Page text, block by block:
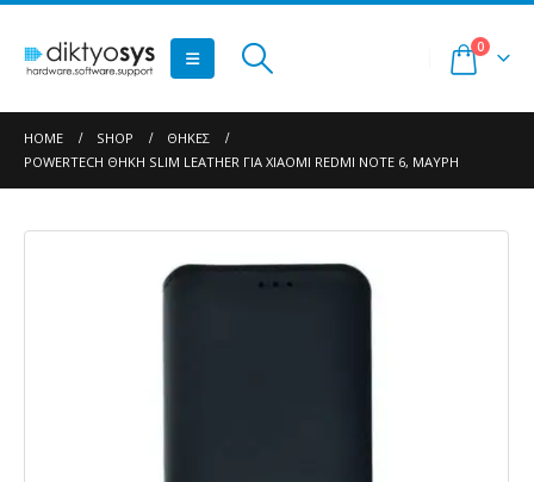
0
HOME SHOP
ΘΉΚΕΣ
POWERTECH ΘΉΚΗ SLIM LEATHER ΓΙΑ XIAOMI REDMI NOTE 6, ΜΑΎΡΗ